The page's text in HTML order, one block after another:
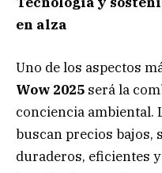
en alza
Uno de los aspectos
Wow 2025 será la
conciencia ambiental.
buscan precios bajos,
duraderos, eficientes